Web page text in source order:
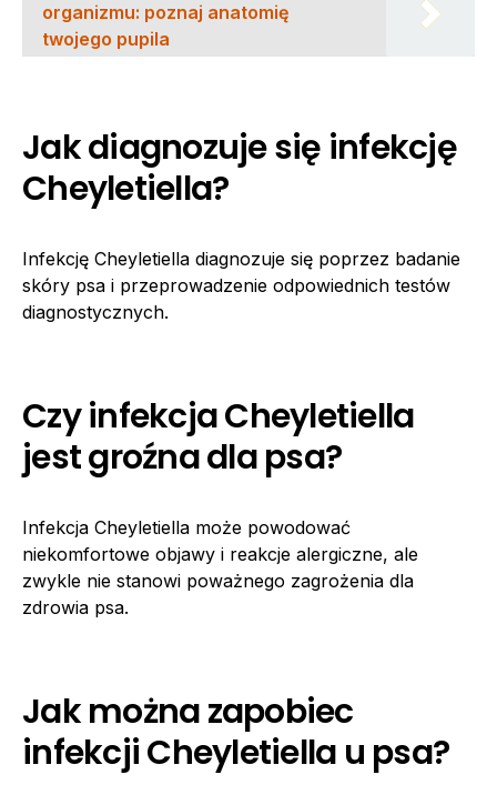
organizmu: poznaj anatomię
twojego pupila
Jak diagnozuje się infekcję
Cheyletiella?
Infekcję Cheyletiella diagnozuje się poprzez badanie
skóry psa i przeprowadzenie odpowiednich testów
diagnostycznych.
Czy infekcja Cheyletiella
jest groźna dla psa?
Infekcja Cheyletiella może powodować
niekomfortowe objawy i reakcje alergiczne, ale
zwykle nie stanowi poważnego zagrożenia dla
zdrowia psa.
Jak można zapobiec
infekcji Cheyletiella u psa?